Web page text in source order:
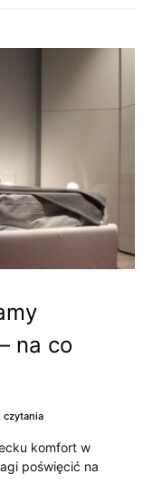
na co
czytania
komfort w
poświęcić na